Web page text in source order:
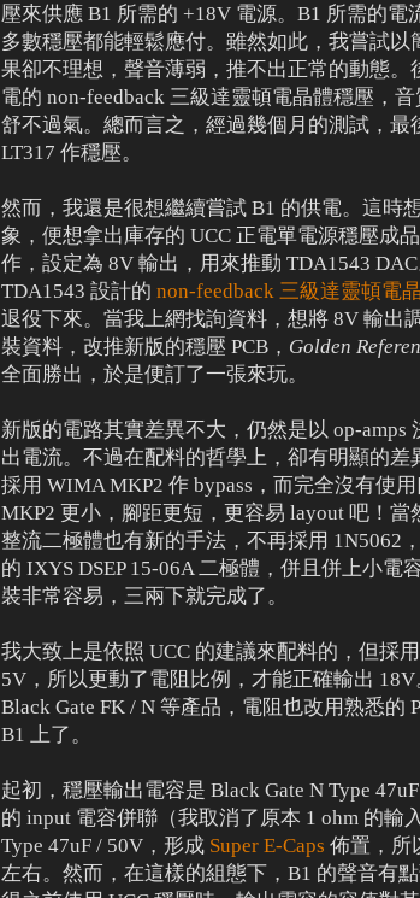
壓來供應 B1 所需的 +18V 電源。B1 所需的
多數穩壓都能輕鬆應付。雖然如此，我嘗試以
果卻不理想，聲音薄弱，推不出正常的動態
電的 non-feedback 三級達靈頓電晶體穩壓，
舒不過氣。總而言之，經過幾個月的測試，
LT317 作穩壓。
然而，我還是很想繼續嘗試 B1 的供電。這時
象，便想拿出庫存的 UCC 正電單電源穩壓成
作，設定為 8V 輸出，用來推動 TDA1543
TDA1543 設計的 non-feedback 三級達靈頓電
退役下來。當我上網找詢資料，想將 8V 輸出
裝資料，改推新版的穩壓 PCB， Golden
全面勝出，於是便訂了一張來玩。
新版的電路其實差異不大，仍然是以 op-
出電流。不過在配料的哲學上，卻有明顯的
採用 WIMA MKP2 作 bypass，而完全沒有使
MKP2 更小，腳距更短，更容易 layout 吧！
整流二極體也有新的手法，不再採用 1N5062
的 IXYS DSEP 15-06A 二極體，併且併上小電
裝非常容易，三兩下就完成了。
我大致上是依照 UCC 的建議來配料的，但採
5V，所以更動了電阻比例，才能正確輸出 18V
Black Gate FK / N 等產品，電阻也改用熟悉的
B1 上了。
起初，穩壓輸出電容是 Black Gate N Type
的 input 電容併聯（我取消了原本 1 ohm 的輸
Type 47uF / 50V，形成 Super E-Caps 佈置，所
左右。然而，在這樣的組態下，B1 的聲音有